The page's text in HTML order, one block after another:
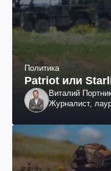
Политика
Patriot или
Виталий
Журналист,